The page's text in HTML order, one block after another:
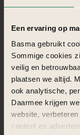
Een ervaring op
Basma gebruikt
Sommige cookies
veilig en
plaatsen we altijd.
ook analytische,
Daarmee krijgen
website,
content en
Nadia | Styliste
Nadia is een
eigenwijs en trouw
het niet”, altijd.